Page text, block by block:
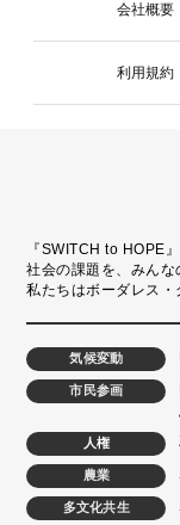
会社概要
利用規約
『SWITCH to HOPE』
社会の課題を、みんな
私たちはボーダレス・
気候変動
市民参画
人権
農業
多文化共生